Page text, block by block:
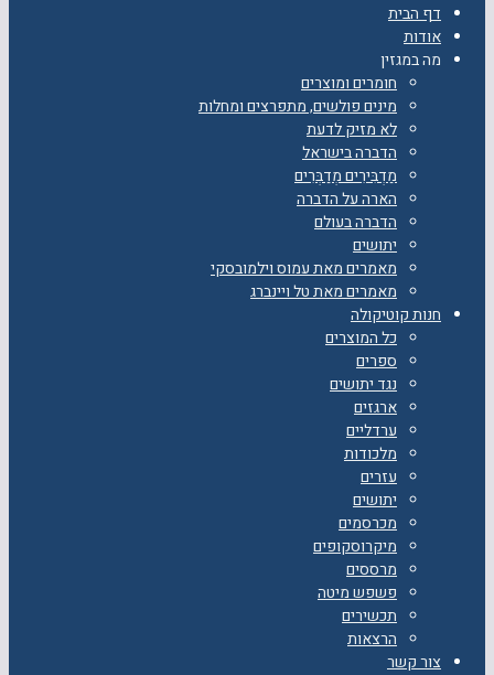
דף הבית
אודות
מה במגזין
חומרים ומוצרים
מינים פולשים, מתפרצים ומחלות
לא מזיק לדעת
הדברה בישראל
מַדְבִּירִים מְדַבְּרִים
הארה על הדברה
הדברה בעולם
יתושים
מאמרים מאת עמוס וילמובסקי
מאמרים מאת טל ויינברג
חנות קוטיקולה
כל המוצרים
ספרים
נגד יתושים
ארגזים
ערדליים
מלכודות
עזרים
יתושים
מכרסמים
מיקרוסקופים
מרססים
פשפש מיטה
תכשירים
הרצאות
צור קשר